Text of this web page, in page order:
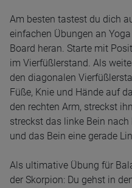
Am besten tastest du dich
einfachen Übungen an
Board heran. Starte mit
im Vierfüßlerstand. Als
den diagonalen
Füße, Knie und Hände auf
den rechten Arm, streckst
streckst das linke Bein
und das Bein eine gerade
Als ultimative Übung für
der Skorpion: Du gehst in